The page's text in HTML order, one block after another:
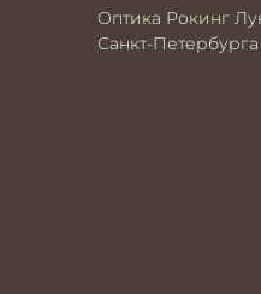
Оптика Рокинг
Санкт-Петербурга